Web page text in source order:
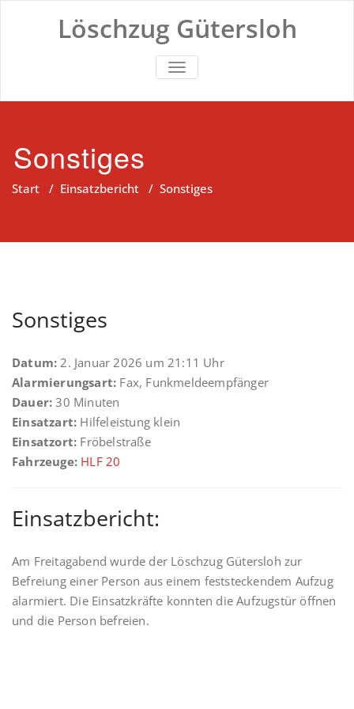
Löschzug Gütersloh
TOGGLE NAVIGATION
Sonstiges
Start / Einsatzbericht / Sonstiges
Sonstiges
Datum: 2. Januar 2026 um 21:11 Uhr
Alarmierungsart: Fax, Funkmeldeempfänger
Dauer: 30 Minuten
Einsatzart: Hilfeleistung klein
Einsatzort: Fröbelstraße
Fahrzeuge: HLF 20
Einsatzbericht:
Am Freitagabend wurde der Löschzug Gütersloh zur
Befreiung einer Person aus einem feststeckendem Aufzug
alarmiert. Die Einsatzkräfte konnten die Aufzugstür öffnen
und die Person befreien.